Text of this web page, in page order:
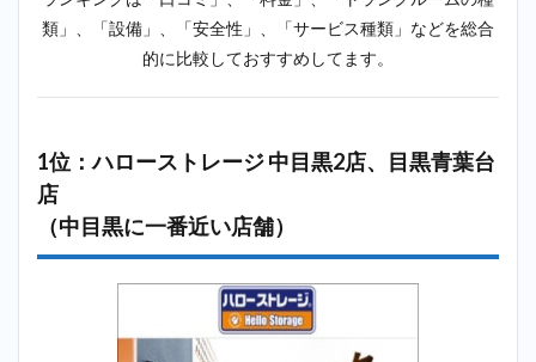
minikura（ミ
ニクラ）＿中
目黒
2.3
キュ
ラー
目黒
番近
い店
類」、「設備」、「安全性」、「サービス種類」などを総合
的に比較しておすすめしてます。
1位：ハローストレージ 中目黒2店、目黒青葉台
店
（中目黒に一番近い店舗）